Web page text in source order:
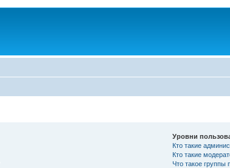
Уровни
Кто такие
Кто такие
Что такое группы